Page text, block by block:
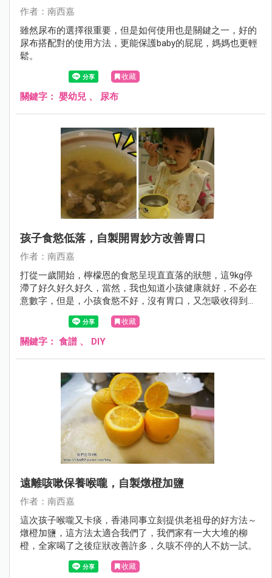
作者：南西嘉
雖然尿布的選擇很重要，但是如何使用也是關鍵之一，好的
尿布搭配對的使用方法，更能保護baby的屁屁，媽媽也更輕
鬆。
收藏
關鍵字： 嬰幼兒 、 尿布
孩子食慾低落，自製開胃妙方改善胃口
作者：南西嘉
打從一歲開始，檸檬恩的食慾呈現直直落的狀態，這9kg停
滯了好久好久好久，當然，我也知道小孩健康就好，不必在
意數字，但是，小孩食慾不好，沒有胃口，又怎吸收得到營
養，後來聽婆婆分享經驗，自製這道菜來改善孩子胃口。
收藏
關鍵字： 食譜 、 DIY
遠離咳嗽保養喉嚨，自製燉橙加鹽
作者：南西嘉
這次孩子喉嚨又卡痰，香港同事立刻提供老祖母的好方法～
燉橙加鹽，這方法太適合我們了，我們家有一大大堆的柳
橙，全家喝了之後症狀改善許多，久咳不停的人不妨一試。
收藏